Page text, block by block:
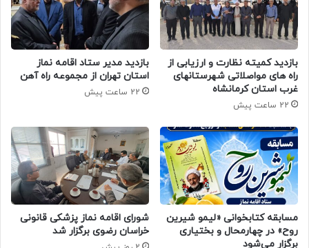
بازدید کمیته نظارت و ارزیابی از
راه های مواصلاتی شهرستانهای
غرب استان کرمانشاه
22 ساعت پیش
بازدید مدیر ستاد اقامه نماز
استان تهران از مجموعه راه آهن
22 ساعت پیش
مسابقه کتابخوانی «لیمو شیرین
روح» در چهارمحال و بختیاری
برگزار می‌شود
شورای اقامه نماز پزشکی قانونی
خراسان رضوی برگزار شد